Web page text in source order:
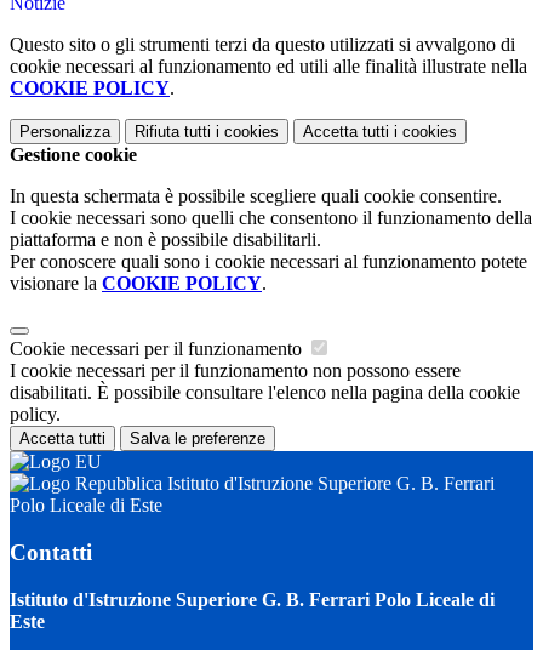
Questo sito o gli strumenti terzi da questo utilizzati si avvalgono di
cookie necessari al funzionamento ed utili alle finalità illustrate nella
COOKIE POLICY.
Personalizza Rifiuta tutti i cookies Accetta tutti i cookies
Gestione cookie
In questa schermata è possibile scegliere quali cookie consentire.
I cookie necessari sono quelli che consentono il funzionamento della
piattaforma e non è possibile disabilitarli.
Per conoscere quali sono i cookie necessari al funzionamento potete
visionare la COOKIE POLICY.
Cookie necessari per il funzionamento
I cookie necessari per il funzionamento non possono essere
disabilitati. È possibile consultare l'elenco nella pagina della cookie
policy.
Accetta tutti Salva le preferenze
Istituto d'Istruzione Superiore G. B. Ferrari
Polo Liceale di Este
Contatti
Istituto d'Istruzione Superiore G. B. Ferrari Polo Liceale di
Este